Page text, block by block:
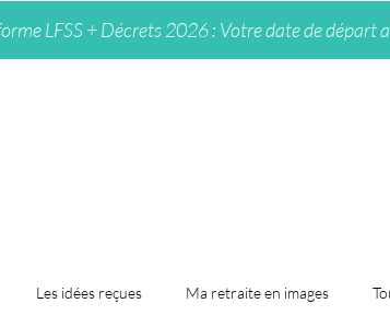
LFSS + Décrets 2026 : Votre date de départ
Les idées reçues Ma retraite en images